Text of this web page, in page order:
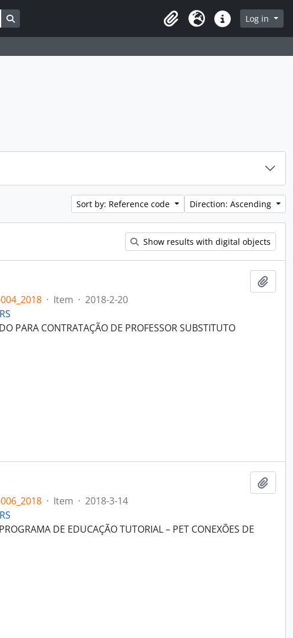
Search in browse page
ClipboardLanguageQuick linksLog in
Sort by: Reference code Direction: Ascending
Show results with digital objects
· Item · 2018-2-20
PARA CONTRATAÇÃO DE PROFESSOR SUBSTITUTO
· Item · 2018-3-14
DE EDUCAÇÃO TUTORIAL – PET CONEXÕES DE